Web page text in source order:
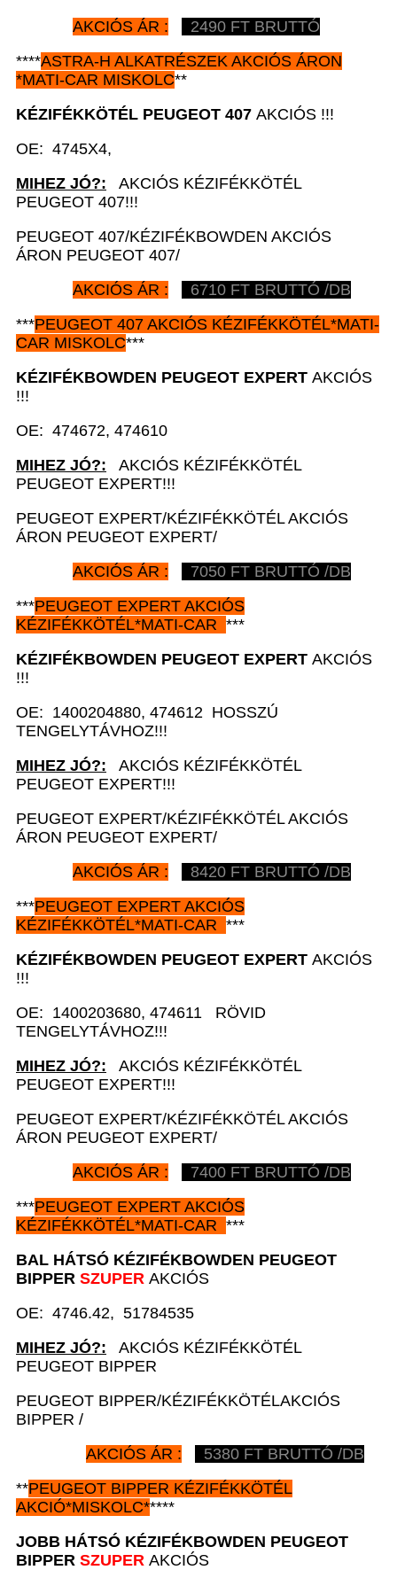
AKCIÓS ÁR :
2490 FT BRUTTÓ
****ASTRA-H ALKATRÉSZEK AKCIÓS ÁRON
*MATI-CAR MISKOLC**
KÉZIFÉKKÖTÉL PEUGEOT 407 AKCIÓS !!!
OE: 4745X4,
MIHEZ JÓ?: AKCIÓS KÉZIFÉKKÖTÉL
PEUGEOT 407!!!
PEUGEOT 407/KÉZIFÉKBOWDEN AKCIÓS
ÁRON PEUGEOT 407/
AKCIÓS ÁR :
6710 FT BRUTTÓ /DB
***PEUGEOT 407 AKCIÓS KÉZIFÉKKÖTÉL*MATI-
CAR MISKOLC***
KÉZIFÉKBOWDEN PEUGEOT EXPERT AKCIÓS
!!!
OE: 474672, 474610
MIHEZ JÓ?: AKCIÓS KÉZIFÉKKÖTÉL
PEUGEOT EXPERT!!!
PEUGEOT EXPERT/KÉZIFÉKKÖTÉL AKCIÓS
ÁRON PEUGEOT EXPERT/
AKCIÓS ÁR :
7050 FT BRUTTÓ /DB
***PEUGEOT EXPERT AKCIÓS
KÉZIFÉKKÖTÉL*MATI-CAR ***
KÉZIFÉKBOWDEN PEUGEOT EXPERT AKCIÓS
!!!
OE: 1400204880, 474612 HOSSZÚ
TENGELYTÁVHOZ!!!
MIHEZ JÓ?: AKCIÓS KÉZIFÉKKÖTÉL
PEUGEOT EXPERT!!!
PEUGEOT EXPERT/KÉZIFÉKKÖTÉL AKCIÓS
ÁRON PEUGEOT EXPERT/
AKCIÓS ÁR :
8420 FT BRUTTÓ /DB
***PEUGEOT EXPERT AKCIÓS
KÉZIFÉKKÖTÉL*MATI-CAR ***
KÉZIFÉKBOWDEN PEUGEOT EXPERT AKCIÓS
!!!
OE: 1400203680, 474611 RÖVID
TENGELYTÁVHOZ!!!
MIHEZ JÓ?: AKCIÓS KÉZIFÉKKÖTÉL
PEUGEOT EXPERT!!!
PEUGEOT EXPERT/KÉZIFÉKKÖTÉL AKCIÓS
ÁRON PEUGEOT EXPERT/
AKCIÓS ÁR :
7400 FT BRUTTÓ /DB
***PEUGEOT EXPERT AKCIÓS
KÉZIFÉKKÖTÉL*MATI-CAR ***
BAL HÁTSÓ KÉZIFÉKBOWDEN PEUGEOT
BIPPER SZUPER AKCIÓS
OE: 4746.42, 51784535
MIHEZ JÓ?: AKCIÓS KÉZIFÉKKÖTÉL
PEUGEOT BIPPER
PEUGEOT BIPPER/KÉZIFÉKKÖTÉLAKCIÓS
BIPPER /
AKCIÓS ÁR :
5380 FT BRUTTÓ /DB
**PEUGEOT BIPPER KÉZIFÉKKÖTÉL
AKCIÓ*MISKOLC*****
JOBB HÁTSÓ KÉZIFÉKBOWDEN PEUGEOT
BIPPER SZUPER AKCIÓS